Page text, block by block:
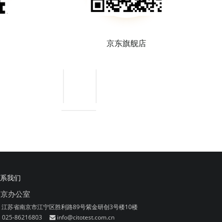
京东旗舰店
我们
办公室
江苏省南京市江宁区胜利路89号紫金研创3号楼10楼
86216803
 info@citotest.com.cn